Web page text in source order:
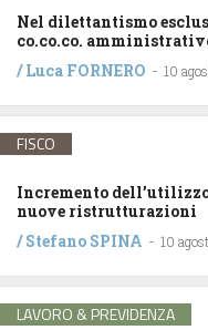
Nel dilettantismo
co.co.co.
/Luca FORNERO - 10
FISCO
Incremento
nuove ristrutturazioni
/Stefano SPINA - 10
LAVORO & PREVIDENZA